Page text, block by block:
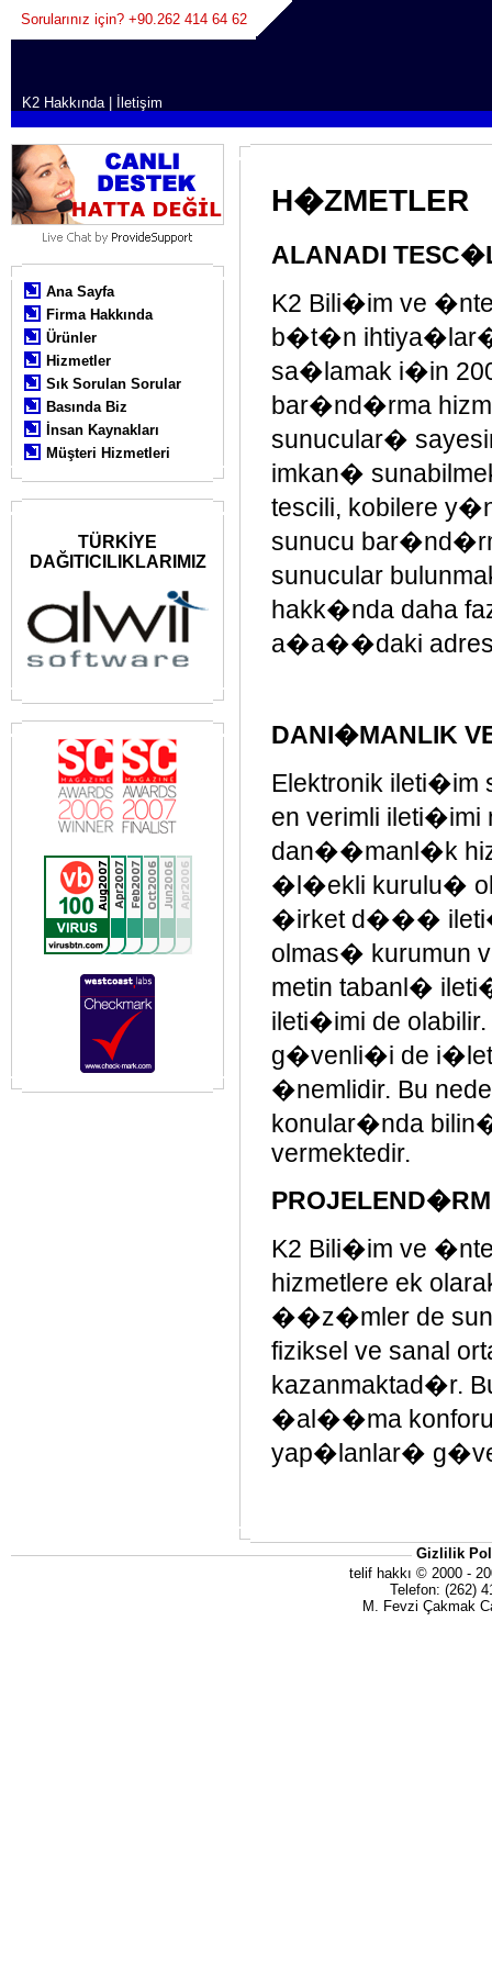
Sorularınız için? +90.262 414 64 62
K2 Hakkında| İletişim
Ana Sayfa
Firma Hakkında
Ürünler
Hizmetler
Sık Sorulan Sorular
Basında Biz
İnsan Kaynakları
Müşteri Hizmetleri
TÜRKİYE
DAĞITICILIKLARIMIZ
H�ZMETLER
ALANADI
K2 Bili�im ve
b�t�n
sa�lamak i�in
bar�nd�rma
sunucular�
imkan�
tescili, kobilere
sunucu
sunucular
hakk�nda daha
a�a��daki
DANI�MANLIK
Elektronik
en verimli
dan��manl�k
�l�ekli kurulu�
�irket d���
olmas� kurumun
metin tabanl�
ileti�imi de
g�venli�i de
�nemlidir. Bu
konular�nda
vermektedir.
K2 Bili�im ve
hizmetlere ek
��z�mler de
fiziksel ve sanal
kazanmaktad�r.
�al��ma
yap�lanlar�
Gizlilik
telif hakkı © 2000 -
Telefon: (262)
M. Fevzi Çakmak